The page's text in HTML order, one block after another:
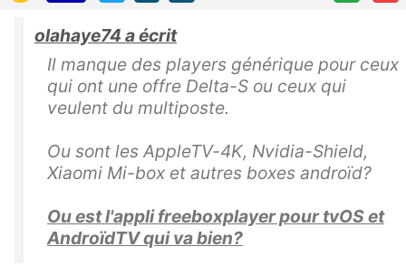
olahaye74 a écrit
Il manque des players générique pour ceux
qui ont une offre Delta-S ou ceux qui
veulent du multiposte.
Ou sont les AppleTV-4K, Nvidia-Shield,
Xiaomi Mi-box et autres boxes androïd?
Ou est l'appli freeboxplayer pour tvOS et
AndroïdTV qui va bien?